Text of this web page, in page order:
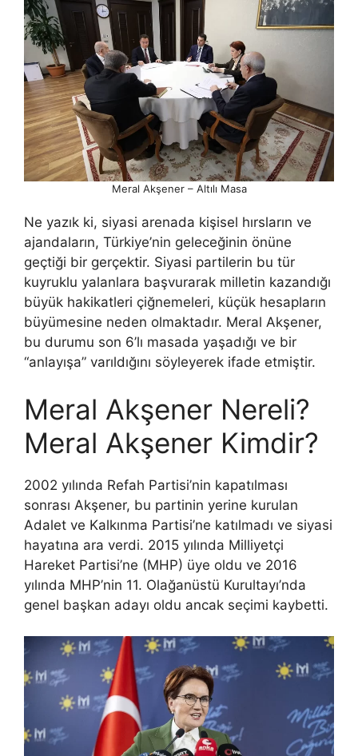
Meral Akşener – Altılı Masa
Ne yazık ki, siyasi arenada kişisel hırsların ve
ajandaların, Türkiye’nin geleceğinin önüne
geçtiği bir gerçektir. Siyasi partilerin bu tür
kuyruklu yalanlara başvurarak milletin kazandığı
büyük hakikatleri çiğnemeleri, küçük hesapların
büyümesine neden olmaktadır. Meral Akşener,
bu durumu son 6’lı masada yaşadığı ve bir
“anlayışa” varıldığını söyleyerek ifade etmiştir.
Meral Akşener Nereli?
Meral Akşener Kimdir?
2002 yılında Refah Partisi’nin kapatılması
sonrası Akşener, bu partinin yerine kurulan
Adalet ve Kalkınma Partisi’ne katılmadı ve siyasi
hayatına ara verdi. 2015 yılında Milliyetçi
Hareket Partisi’ne (MHP) üye oldu ve 2016
yılında MHP’nin 11. Olağanüstü Kurultayı’nda
genel başkan adayı oldu ancak seçimi kaybetti.